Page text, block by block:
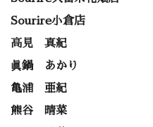
Sourire小倉店
高見 真紀
眞鍋 あかり
亀浦 亜紀
熊谷 晴菜